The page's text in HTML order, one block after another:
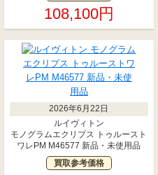
108,100円
2026年6月22日
ルイヴィトン
モノグラムエクリプス トゥルースト
ワレPM M46577 新品・未使用品
買取参考価格